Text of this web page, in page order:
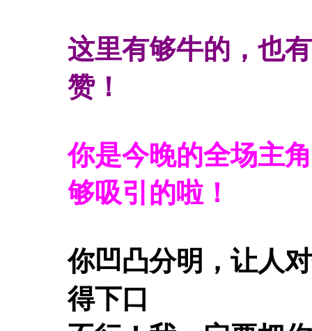
这里有够牛的，也
赞！
你是今晚的全场主
够吸引的啦！
你凹凸分明，让人
得下口